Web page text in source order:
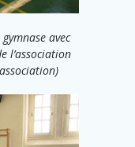
avec
l’association